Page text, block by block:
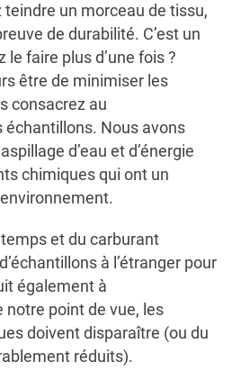
un morceau de tissu,
de durabilité. C’est un
le faire plus d’une fois ?
être de minimiser les
consacrez au
Nous avons
d’eau et d’énergie
chimiques qui ont un
et du carburant
à l’étranger pour
également à
notre point de vue, les
doivent disparaître (ou du
réduits).